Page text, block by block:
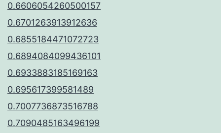
0.6606054260500157
0.6701263913912636
0.6855184471072723
0.6894084099436101
0.6933883185169163
0.695617399581489
0.7007736873516788
0.7090485163496199